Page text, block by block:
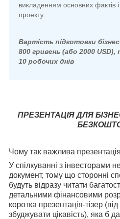
викладенням основних фактів
проекту.
Вартість підготовки
800 гривень (або 2000 USD),
10 робочих днів
ПРЕЗЕНТАЦІЯ ДЛЯ
Чому так важлива
У спілкуванні з інвесторами
документ, тому що сторонні
будуть відразу читати
детальними фінансовими
коротка презентація-тізер
збуджувати цікавість), яка б